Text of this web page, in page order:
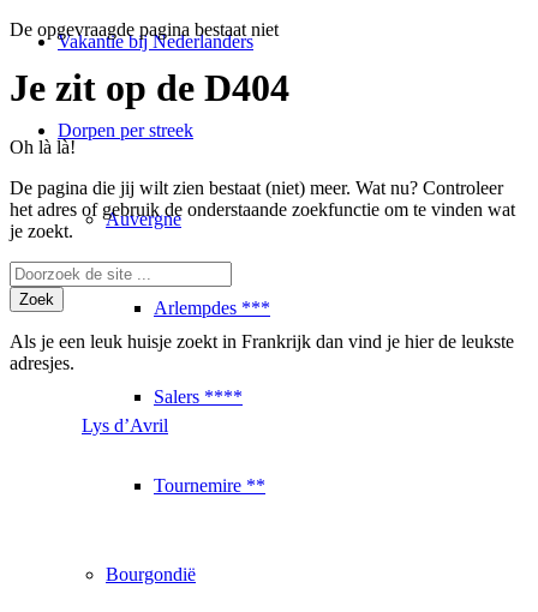
Vakantie bij Nederlanders
Dorpen per streek
Auvergne
Arlempdes ***
Salers ****
Tournemire **
Bourgondië
De opgevraagde pagina bestaat niet
Je zit op de D404
Oh là là!
De pagina die jij wilt zien bestaat (niet) meer. Wat nu? Controleer
het adres of gebruik de onderstaande zoekfunctie om te vinden wat
je zoekt.
Als je een leuk huisje zoekt in Frankrijk dan vind je hier de leukste
adresjes.
Lys d’Avril